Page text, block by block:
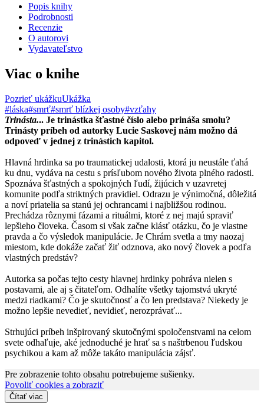
Popis knihy
Podrobnosti
Recenzie
O autorovi
Vydavateľstvo
Viac o knihe
Pozrieť ukážkuUkážka
#láska#smrť#smrť blízkej osoby#vzťahy
Trinásta... Je trinástka šťastné číslo alebo prináša smolu?
Trinásty príbeh od autorky Lucie Saskovej nám možno dá
odpoveď v jednej z trinástich kapitol.
Hlavná hrdinka sa po traumatickej udalosti, ktorá ju neustále ťahá
ku dnu, vydáva na cestu s prísľubom nového života plného radosti.
Spoznáva šťastných a spokojných ľudí, žijúcich v uzavretej
komunite podľa striktných pravidiel. Odrazu je výnimočná, dôležitá
a noví priatelia sa stanú jej ochrancami i najbližšou rodinou.
Prechádza rôznymi fázami a rituálmi, ktoré z nej majú spraviť
lepšieho človeka. Časom si však začne klásť otázku, čo je vlastne
pravda a čo výsledok manipulácie. Je Chrám svetla a tmy naozaj
miestom, kde dokáže začať žiť odznova, ako nový človek a podľa
vlastných predstáv?
Autorka sa počas tejto cesty hlavnej hrdinky pohráva nielen s
postavami, ale aj s čitateľom. Odhalíte všetky tajomstvá ukryté
medzi riadkami? Čo je skutočnosť a čo len predstava? Niekedy je
možno lepšie nevedieť, nevidieť, nerozprávať...
Strhujúci príbeh inšpirovaný skutočnými spoločenstvami na celom
svete odhaľuje, aké jednoduché je hrať sa s naštrbenou ľudskou
psychikou a kam až môže takáto manipulácia zájsť.
Pre zobrazenie tohto obsahu potrebujeme sušienky.
Povoliť cookies a zobraziť
Čítať viac